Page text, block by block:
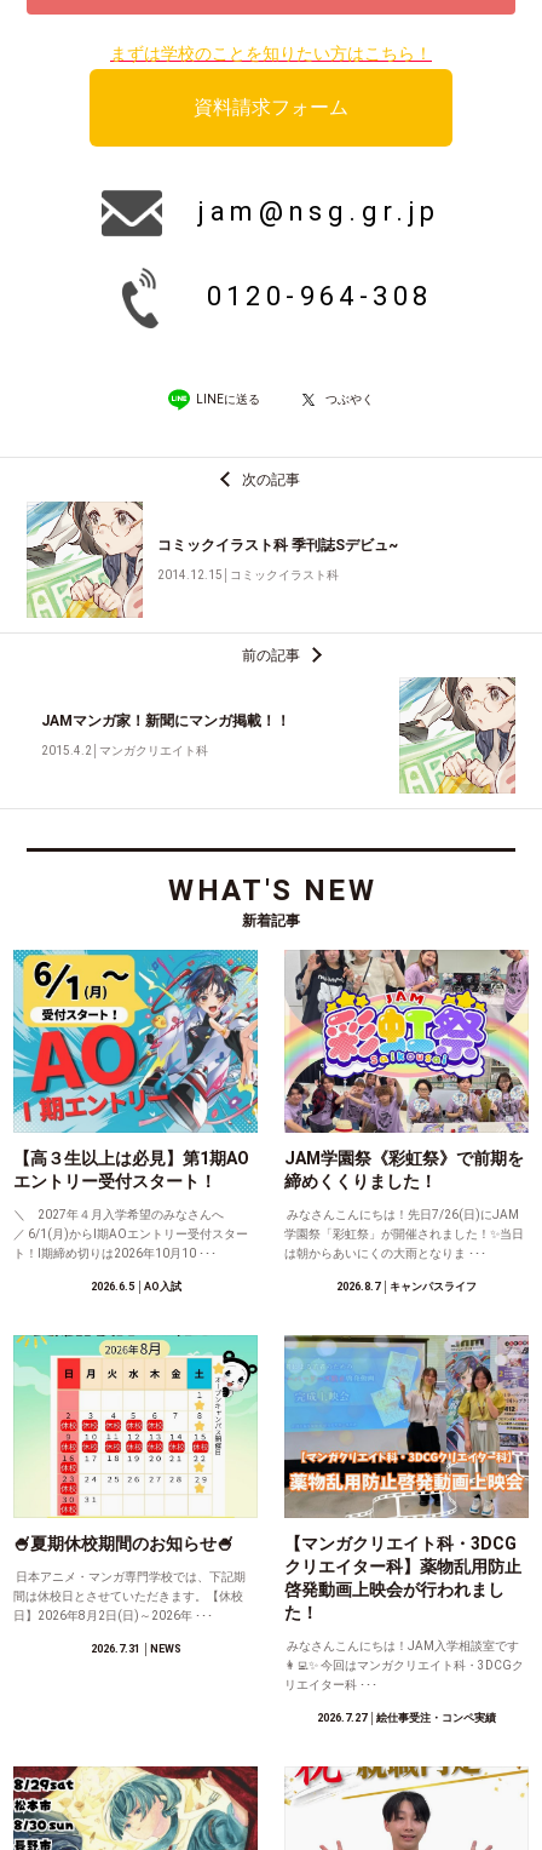
まずは学校のことを知りたい方はこちら！
資料請求フォーム
jam@nsg.gr.jp
0120-964-308
LINEに送る つぶやく
次の記事
コミックイラスト科 季刊誌Sデビュ~
2014.12.15 コミックイラスト科
前の記事
JAMマンガ家！新聞にマンガ掲載！！
2015.4.2 │マンガクリエイト科
WHAT'S NEW
新着記事
【高３生以上は必見】第1期AO
エントリー受付スタート！
＼ 2027年４月入学希望のみなさんへ
／ 6/1(月)からⅠ期AOエントリー受付スター
ト！Ⅰ期締め切りは2026年10月10 ･･･
2026.6.5│AO入試
JAM学園祭《彩虹祭》で前期を
締めくくりました！
みなさんこんにちは！先日7/26(日)にJAM
学園祭「彩虹祭」が開催されました！✨当日
は朝からあいにくの大雨となりま ･･･
2026.8.7│キャンパスライフ
🍧夏期休校期間のお知らせ🍧
日本アニメ・マンガ専門学校では、下記期
間は休校日とさせていただきます。【休校
日】2026年8月2日(日)～2026年 ･･･
2026.7.31 │NEWS
【マンガクリエイト科・3DCG
クリエイター科】薬物乱用防止
啓発動画上映会が行われまし
た！
みなさんこんにちは！JAM入学相談室です
👩‍💻✨ 今回はマンガクリエイト科・3DCGク
リエイター科 ･･･
2026.7.27│絵仕事受注・コンペ実績